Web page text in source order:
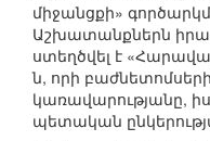
միջանցքի»
Աշխատանքներն
ստեղծվել է
ն, որի
կառավարությանը,
պետական